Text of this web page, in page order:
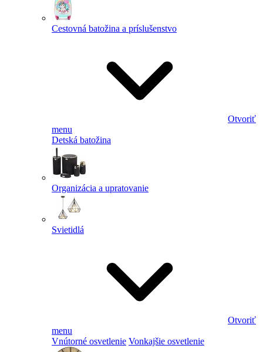
Cestovná batožina a príslušenstvo
Otvoriť
menu
Detská batožina
Organizácia a upratovanie
Svietidlá
Otvoriť
menu
Vnútorné osvetlenie Vonkajšie osvetlenie